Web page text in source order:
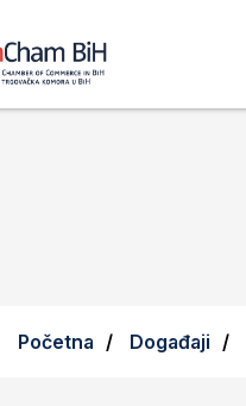
Početna Događaji